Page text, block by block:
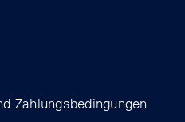
Zahlungsbedingungen